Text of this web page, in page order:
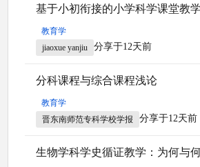
基于小初衔接的小学科学课堂教
教育学
jiaoxue yanjiu
分享于12天前
分科课程与综合课程浅论
教育学
晋东南师范专科学校学报
分享于12天前
生物学科学史循证教学：为何与